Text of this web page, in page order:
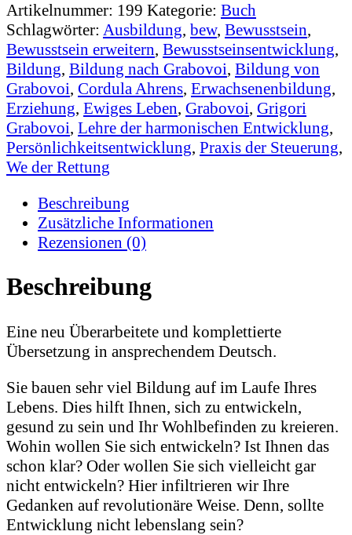
Artikelnummer: 199 Kategorie: Buch
Schlagwörter: Ausbildung, bew, Bewusstsein,
Bewusstsein erweitern, Bewusstseinsentwicklung,
Bildung, Bildung nach Grabovoi, Bildung von
Grabovoi, Cordula Ahrens, Erwachsenenbildung,
Erziehung, Ewiges Leben, Grabovoi, Grigori
Grabovoi, Lehre der harmonischen Entwicklung,
Persönlichkeitsentwicklung, Praxis der Steuerung,
We der Rettung
Beschreibung
Zusätzliche Informationen
Rezensionen (0)
Beschreibung
Eine neu Überarbeitete und komplettierte
Übersetzung in ansprechendem Deutsch.
Sie bauen sehr viel Bildung auf im Laufe Ihres
Lebens. Dies hilft Ihnen, sich zu entwickeln,
gesund zu sein und Ihr Wohlbefinden zu kreieren.
Wohin wollen Sie sich entwickeln? Ist Ihnen das
schon klar? Oder wollen Sie sich vielleicht gar
nicht entwickeln? Hier infiltrieren wir Ihre
Gedanken auf revolutionäre Weise. Denn, sollte
Entwicklung nicht lebenslang sein?